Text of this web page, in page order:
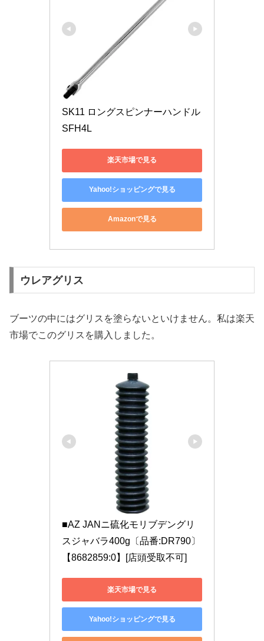
SK11 ロングスピンナーハンドル
SFH4L
楽天市場で見る
Yahoo!ショッピングで見る
Amazonで見る
ウレアグリス
ブーツの中にはグリスを塗らないといけません。私は楽天
市場でこのグリスを購入しました。
■AZ JANニ硫化モリブデングリ
スジャバラ400g〔品番:DR790〕
【8682859:0】[店頭受取不可]
楽天市場で見る
Yahoo!ショッピングで見る